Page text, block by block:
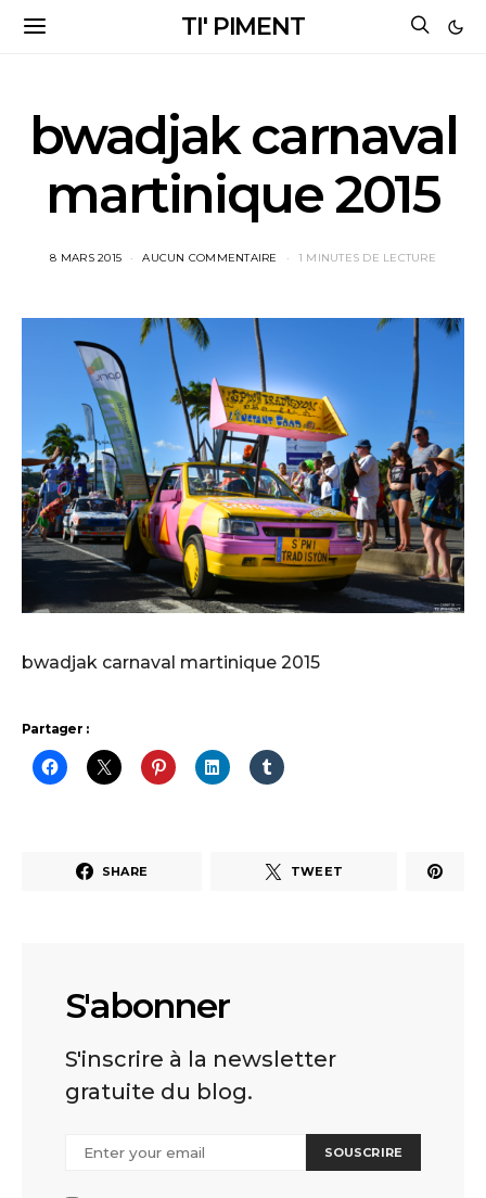
TI' PIMENT
bwadjak carnaval
martinique 2015
8 MARS 2015 AUCUN COMMENTAIRE 1 MINUTES DE LECTURE
bwadjak carnaval martinique 2015
Partager :
SHARE TWEET
S'abonner
S'inscrire à la newsletter
gratuite du blog.
SOUSCRIRE